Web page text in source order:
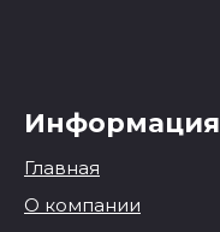
Информация
Главная
О компании